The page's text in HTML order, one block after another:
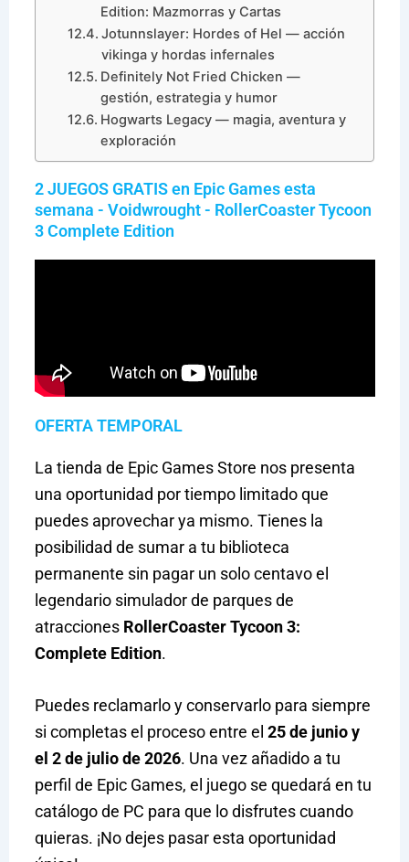
Edition: Mazmorras y Cartas
Jotunnslayer: Hordes of Hel — acción
vikinga y hordas infernales
Definitely Not Fried Chicken —
gestión, estrategia y humor
Hogwarts Legacy — magia, aventura y
exploración
2 JUEGOS GRATIS en Epic Games esta
semana - Voidwrought - RollerCoaster Tycoon
3 Complete Edition
OFERTA TEMPORAL
La tienda de Epic Games Store nos presenta
una oportunidad por tiempo limitado que
puedes aprovechar ya mismo. Tienes la
posibilidad de sumar a tu biblioteca
permanente sin pagar un solo centavo el
legendario simulador de parques de
atracciones RollerCoaster Tycoon 3:
Complete Edition.
Puedes reclamarlo y conservarlo para siempre
si completas el proceso entre el 25 de junio y
el 2 de julio de 2026. Una vez añadido a tu
perfil de Epic Games, el juego se quedará en tu
catálogo de PC para que lo disfrutes cuando
quieras. ¡No dejes pasar esta oportunidad